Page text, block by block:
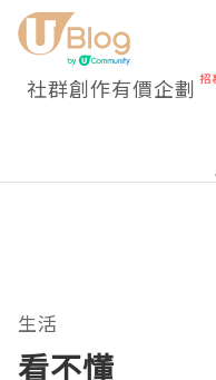
社群創作有價企劃
生活
看不懂